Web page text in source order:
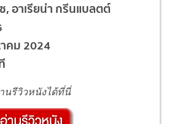
, อาเรียน่า กรีนแบลตต์
คม 2024
นรีวิวหนังได้ที่นี่